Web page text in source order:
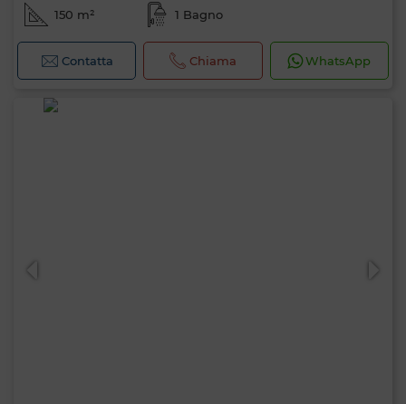
150 m² 1 Bagno
Contatta Chiama WhatsApp